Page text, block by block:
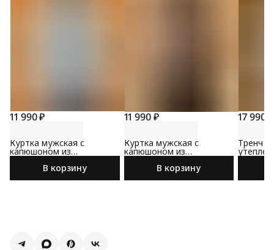
11 990 ₽
Куртка мужская с
капюшоном из
премиальной ткани
В корзину
11 990 ₽
Куртка мужская с
капюшоном из
премиальной ткани
В корзину
17 990 ₽
Тренч